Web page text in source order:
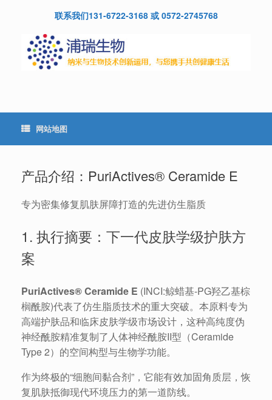
联系我们131-6722-3168 或 0572-2745768
网站地图
产品介绍：PuriActives® Ceramide E
专为密集修复肌肤屏障打造的先进仿生脂质
1. 执行摘要：下一代皮肤学级护肤方
案
PuriActives® Ceramide E (INCI:鲸蜡基-PG羟乙基棕
榈酰胺)代表了仿生脂质技术的重大突破。本原料专为
高端护肤品和临床皮肤学级市场设计，这种高纯度伪
神经酰胺精准复制了人体神经酰胺II型（Ceramide
Type 2）的空间构型与生物学功能。
作为终极的“细胞间黏合剂”，它能有效加固角质层，恢
复肌肤抵御现代环境压力的第一道防线。